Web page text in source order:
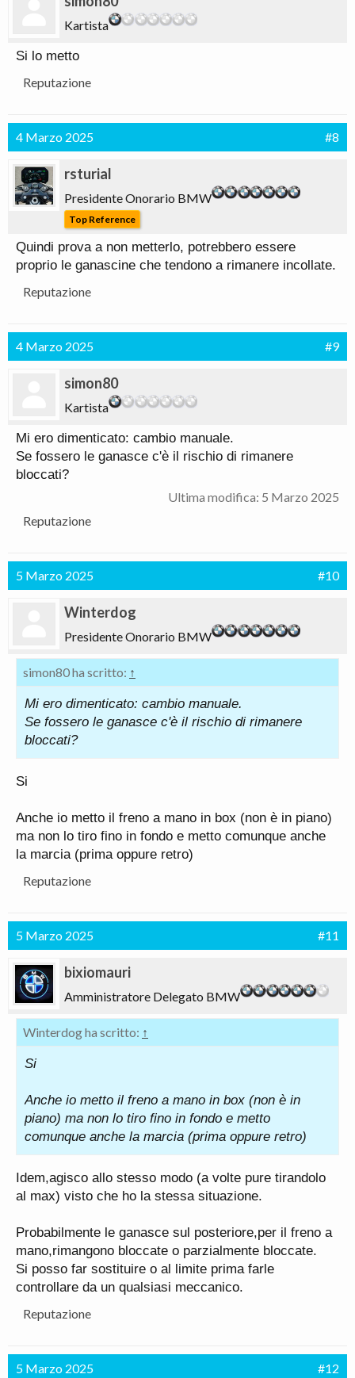
Kartista
Si lo metto
Reputazione
4 Marzo 2025 #8
rsturial
Presidente Onorario BMW
Top Reference
Quindi prova a non metterlo, potrebbero essere
proprio le ganascine che tendono a rimanere incollate.
Reputazione
4 Marzo 2025 #9
simon80
Kartista
Mi ero dimenticato: cambio manuale.
Se fossero le ganasce c'è il rischio di rimanere
bloccati?
Ultima modifica: 5 Marzo 2025
Reputazione
5 Marzo 2025 #10
Winterdog
Presidente Onorario BMW
simon80 ha scritto: ↑
Mi ero dimenticato: cambio manuale.
Se fossero le ganasce c'è il rischio di rimanere
bloccati?
Si
Anche io metto il freno a mano in box (non è in piano)
ma non lo tiro fino in fondo e metto comunque anche
la marcia (prima oppure retro)
Reputazione
5 Marzo 2025 #11
bixiomauri
Amministratore Delegato BMW
Winterdog ha scritto: ↑
Si
Anche io metto il freno a mano in box (non è in
piano) ma non lo tiro fino in fondo e metto
comunque anche la marcia (prima oppure retro)
Idem,agisco allo stesso modo (a volte pure tirandolo
al max) visto che ho la stessa situazione.
Probabilmente le ganasce sul posteriore,per il freno a
mano,rimangono bloccate o parzialmente bloccate.
Si posso far sostituire o al limite prima farle
controllare da un qualsiasi meccanico.
Reputazione
5 Marzo 2025 #12